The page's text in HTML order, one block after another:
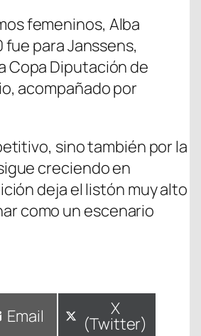
femeninos, Alba
para Janssens,
Copa Diputación de
acompañado por
sino también por la
creciendo en
deja el listón muy alto
como un escenario
Compartir
Email Compartir
en
X
(Twitter)